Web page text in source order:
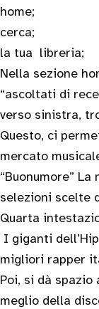
home;
cerca;
la tua libreria;
Nella sezione
“ascoltati di
verso sinistra,
Questo, ci
mercato
“Buonumore”
selezioni scelte
Quarta
I giganti
migliori rapper
Poi, si dà
meglio della